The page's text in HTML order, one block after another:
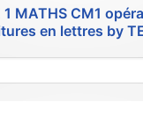
1 MATHS CM1
en lettres by